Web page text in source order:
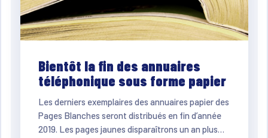
Bientôt la fin des annuaires
téléphonique sous forme papier
Les derniers exemplaires des annuaires papier des
Pages Blanches seront distribués en fin d’année
2019. Les pages jaunes disparaîtrons un an plus…